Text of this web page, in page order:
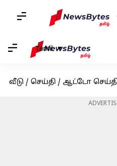
Tamil
வீடு / செய்தி / ஆட்டோ